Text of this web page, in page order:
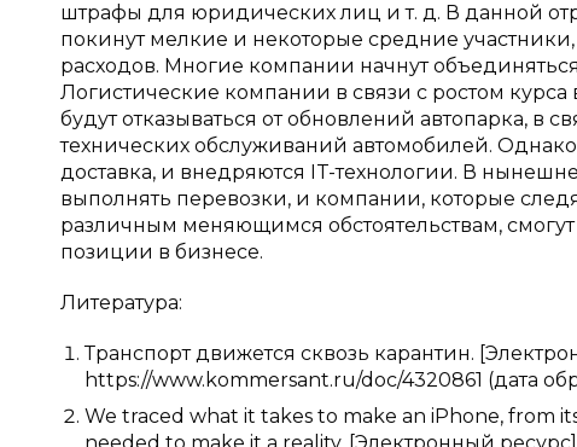
штрафы для юридических лиц и т. д. В данной
покинут мелкие и некоторые средние
расходов. Многие компании начнут
Логистические компании в связи с ростом
будут отказываться от обновлений автопарка, в
технических обслуживаний автомобилей.
доставка, и внедряются IT-технологии. В
выполнять перевозки, и компании, которые
различным меняющимся обстоятельствам,
позиции в бизнесе.
Литература:
Транспорт движется сквозь карантин.
https://www.kommersant.ru/doc/4320861 (дата
We traced what it takes to make an iPhone, from